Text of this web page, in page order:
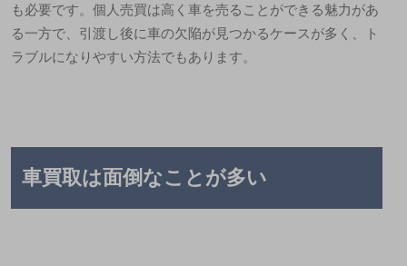
も必要です。個人売買は高く車を売ることができる魅力があ
る一方で、引渡し後に車の欠陥が見つかるケースが多く、ト
ラブルになりやすい方法でもあります。
車買取は面倒なことが多い